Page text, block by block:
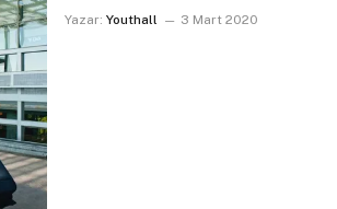
Yazar: Youthall 3 Mart 2020